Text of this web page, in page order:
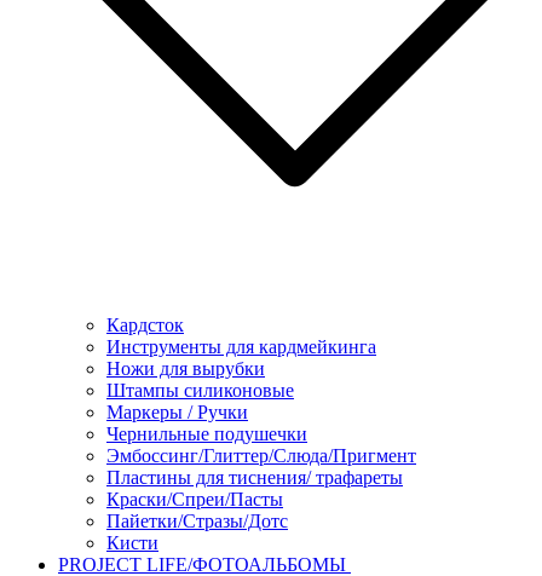
Кардсток
Инструменты для кардмейкинга
Ножи для вырубки
Штампы силиконовые
Маркеры / Ручки
Чернильные подушечки
Эмбоссинг/Глиттер/Слюда/Пригмент
Пластины для тиснения/ трафареты
Краски/Спреи/Пасты
Пайетки/Стразы/Дотс
Кисти
PROJECT LIFE/ФОТОАЛЬБОМЫ